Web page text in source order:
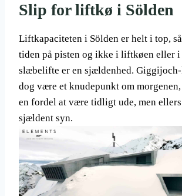
Slip for liftkø i Sölden
Liftkapaciteten i Sölden er helt i top,
tiden på pisten og ikke i liftkøen eller
slæbelifte er en sjældenhed.
dog være et knudepunkt om morgenen,
en fordel at være tidligt ude, men
sjældent syn.